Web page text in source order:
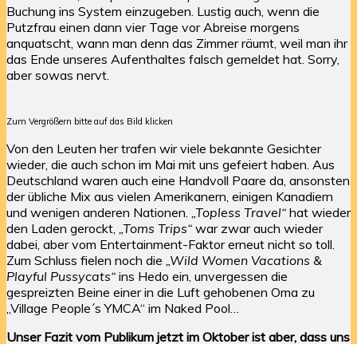
Buchung ins System einzugeben. Lustig auch, wenn die
Putzfrau einen dann vier Tage vor Abreise morgens
anquatscht, wann man denn das Zimmer räumt, weil man ihr
das Ende unseres Aufenthaltes falsch gemeldet hat. Sorry,
aber sowas nervt.
Zum Vergrößern bitte auf das Bild klicken
Von den Leuten her trafen wir viele bekannte Gesichter
wieder, die auch schon im Mai mit uns gefeiert haben. Aus
Deutschland waren auch eine Handvoll Paare da, ansonsten
der übliche Mix aus vielen Amerikanern, einigen Kanadiern
und wenigen anderen Nationen.
„Topless Travel“ hat wieder
den Laden gerockt, „Toms Trips“ war zwar auch wieder
dabei, aber vom Entertainment-Faktor erneut nicht so toll.
Zum Schluss fielen noch die „Wild Women Vacations &
Playful Pussycats“ ins Hedo ein, unvergessen die
gespreizten Beine einer in die Luft gehobenen Oma zu
„Village People´s YMCA“ im Naked Pool…
Unser Fazit vom Publikum jetzt im Oktober ist aber, dass uns